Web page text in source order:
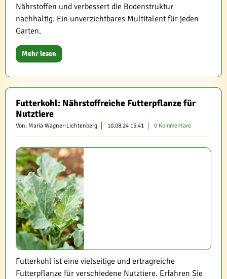
Nährstoffen und verbessert die Bodenstruktur
nachhaltig. Ein unverzichtbares Multitalent für jeden
Garten.
Mehr lesen
Futterkohl: Nährstoffreiche Futterpflanze für
Nutztiere
Von: Maria Wagner-Lichtenberg 10.08.24 15:41 0 Kommentare
Futterkohl ist eine vielseitige und ertragreiche
Futterpflanze für verschiedene Nutztiere. Erfahren Sie